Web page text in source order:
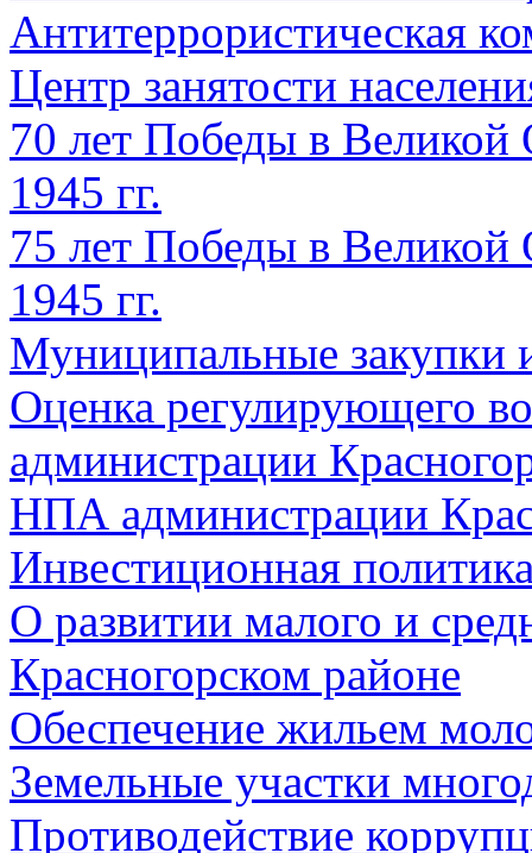
Антитеррористическая
Центр занятости
70 лет Победы в Великой
1945 гг.
75 лет Победы в Великой
1945 гг.
Муниципальные закупки
Оценка регулирующего
администрации
НПА администрации
Инвестиционная
О развитии малого и
Красногорском районе
Обеспечение жильем
Земельные участки
Противодействие